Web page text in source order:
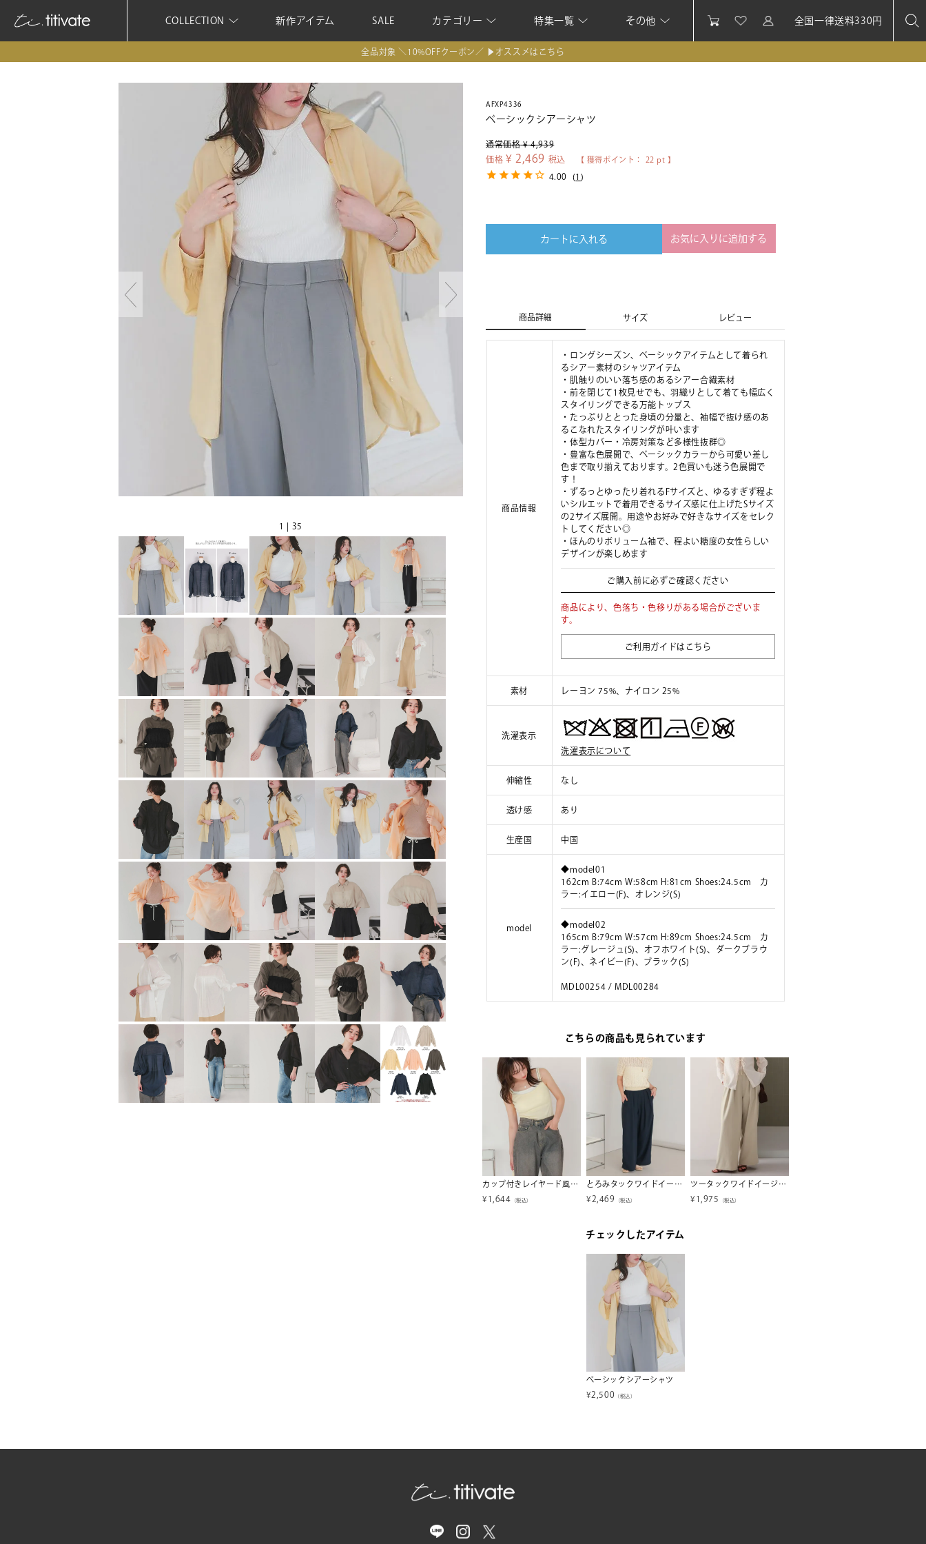
COLLECTION 新作アイテム SALE カテゴリー 特集一覧 その他 全国一律送料330円
全品対象 ＼10%OFFクーポン／ ▶オススメはこちら
1 | 35
AFXP4336
ベーシックシアーシャツ
通常価格 ¥ 4,939
価格 ¥ 2,469 税込 【 獲得ポイント： 22 pt 】
4.00 (1 )
カートに入れる お気に入りに追加する
商品詳細 サイズ レビュー
商品情報
・ロングシーズン、ベーシックアイテムとして着られ
るシアー素材のシャツアイテム
・肌触りのいい落ち感のあるシアー合繊素材
・前を閉じて1枚見せでも、羽織りとして着ても幅広く
スタイリングできる万能トップス
・たっぷりととった身頃の分量と、袖幅で抜け感のあ
るこなれたスタイリングが叶います
・体型カバー・冷房対策など多様性抜群◎
・豊富な色展開で、ベーシックカラーから可愛い差し
色まで取り揃えております。2色買いも迷う色展開で
す！
・ずるっとゆったり着れるFサイズと、ゆるすぎず程よ
いシルエットで着用できるサイズ感に仕上げたSサイズ
の2サイズ展開。用途やお好みで好きなサイズをセレク
トしてください◎
・ほんのりボリューム袖で、程よい糖度の女性らしい
デザインが楽しめます
ご購入前に必ずご確認ください
商品により、色落ち・色移りがある場合がございま
す。
ご利用ガイドはこちら
素材 レーヨン 75%、ナイロン 25%
洗濯表示
洗濯表示について
伸縮性 なし
透け感 あり
生産国 中国
model
◆model01
162cm B:74cm W:58cm H:81cm Shoes:24.5cm カ
ラー:イエロー(F)、オレンジ(S)
◆model02
165cm B:79cm W:57cm H:89cm Shoes:24.5cm カ
ラー:グレージュ(S)、オフホワイト(S)、ダークブラウ
ン(F)、ネイビー(F)、ブラック(S)
MDL00254 / MDL00284
こちらの商品も見られています
カップ付きレイヤード風キャミソール
¥ 1,644 （税込）
とろみタックワイドイージーパンツ
¥ 2,469 （税込）
ツータックワイドイージーパンツ
¥ 1,975 （税込）
チェックしたアイテム
ベーシックシアーシャツ
¥2,500 （税込）